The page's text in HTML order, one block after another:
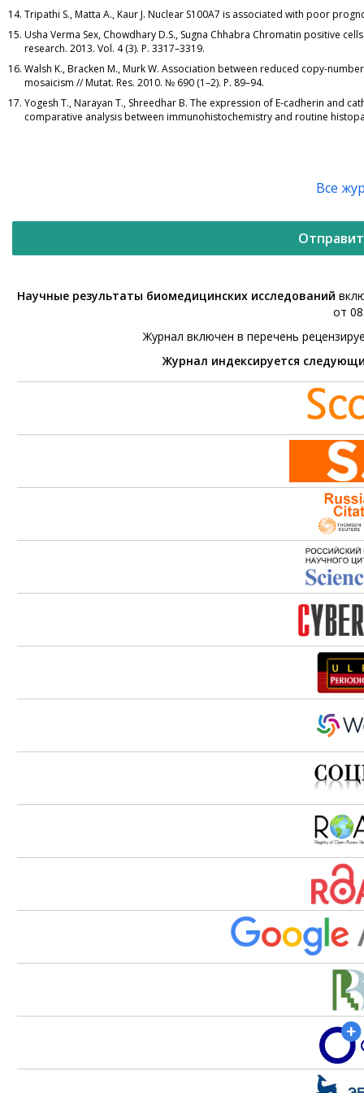
Tripathi S., Matta A., Kaur J. Nuclear S100A7 is associated with poor
Usha Verma Sex, Chowdhary D.S., Sugna Chhabra Сhromatin positive
research. 2013. Vol. 4 (3). P. 3317–3319.
Walsh K., Bracken M., Murk W. Association between reduced copy-
mosaicism // Mutat. Res. 2010. № 690 (1–2). Р. 89–94.
Yogesh T., Narayan T., Shreedhar B. The expression of E-cadherin and
comparative analysis between immunohistochemistry and routine
Все
Научные результаты биомедицинских исследований
от
Журнал включен в перечень
Журнал индексируется